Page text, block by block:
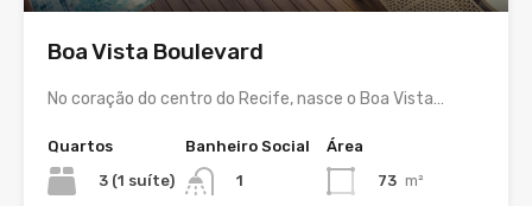
Boa Vista Boulevard
No coração do centro do Recife, nasce o Boa Vista…
Quartos
3 (1 suíte)
Banheiro Social
1
Área
73 m²